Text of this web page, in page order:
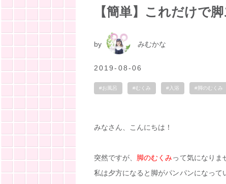
【簡単】これだけで
by みむかな
2019-08-06
#お風呂 #むくみ #入浴 #脚のむくみ
みなさん、こんにちは！
突然ですが、 脚のむくみって気になりま
私は夕方になると脚がパンパンになって